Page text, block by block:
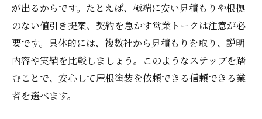
が出るからです。たとえば、極端に安い見積もりや根拠
のない値引き提案、契約を急かす営業トークは注意が必
要です。具体的には、複数社から見積もりを取り、説明
内容や実績を比較しましょう。このようなステップを踏
むことで、安心して屋根塗装を依頼できる信頼できる業
者を選べます。